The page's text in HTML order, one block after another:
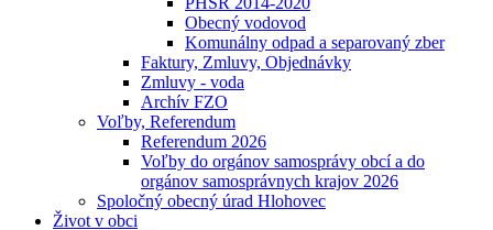
Obecný vodovod
Komunálny odpad a separovaný zber
Faktury, Zmluvy, Objednávky
Zmluvy - voda
Archív FZO
Voľby, Referendum
Referendum 2026
Voľby do orgánov samosprávy obcí a do
orgánov samosprávnych krajov 2026
Spoločný obecný úrad Hlohovec
Život v obci